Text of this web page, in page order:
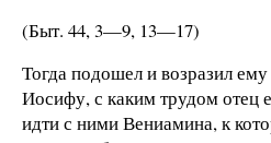
(Быт. 44, 3—9, 13—17)
Тогда подошел и возразил
Иосифу, с каким трудом отец
идти с ними Вениамина, к